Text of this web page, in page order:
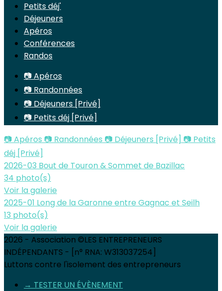
Petits déj'
Déjeuners
Apéros
Conférences
Randos
📷 Apéros
📷 Randonnées
📷 Déjeuners [Privé]
📷 Petits déj [Privé]
📷 Apéros 📷 Randonnées 📷 Déjeuners [Privé] 📷 Petits
déj [Privé]
2026-03 Bout de Touron & Sommet de Bazillac
34 photo(s)
Voir la galerie
2025-01 Long de la Garonne entre Gagnac et Seilh
13 photo(s)
Voir la galerie
2026 - Association ©LES ENTREPRENEURS
INDÉPENDANTS - [n° RNA: W313037254]
Luttons contre l'isolement des entrepreneurs
→ TESTER UN ÉVÈNEMENT